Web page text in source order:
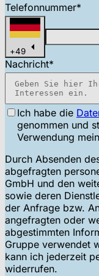
Telefonnummer*
+49
Nachricht*
Ich habe die
genommen und
Verwendung
Durch Absenden
abgefragten
GmbH und den
sowie deren
der Anfrage bzw.
angefragten oder
abgestimmten
Gruppe verwendet
kann ich jederzeit
widerrufen.